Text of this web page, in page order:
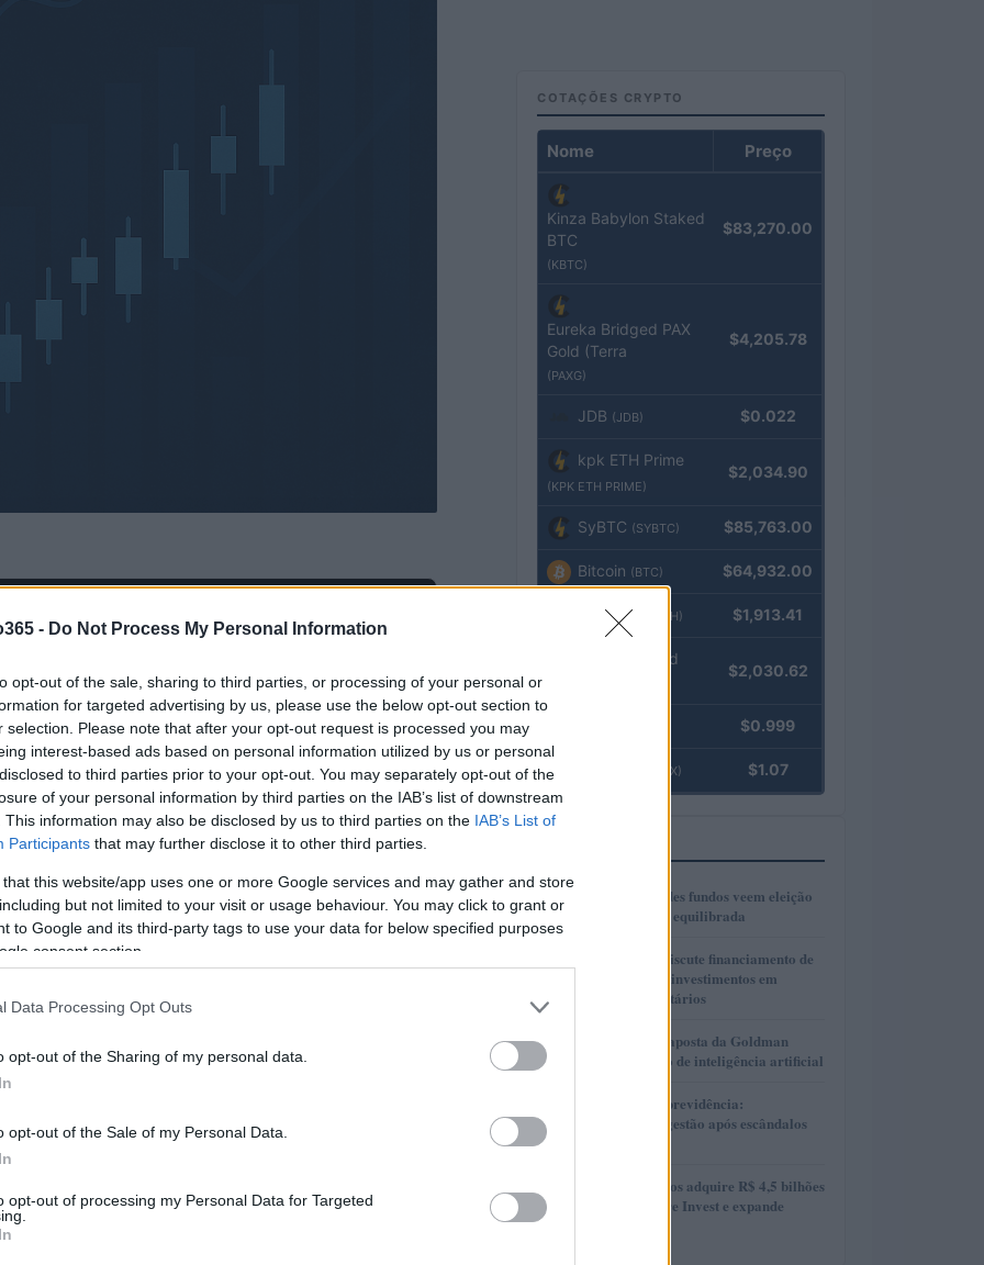
- Do Not Process My Personal Information
opt-out of the sale, sharing to third parties, or processing of your personal or
for targeted advertising by us, please use the below opt-out section to
selection. Please note that after your opt-out request is processed you may
interest-based ads based on personal information utilized by us or personal
to third parties prior to your opt-out. You may separately opt-out of the
of your personal information by third parties on the IAB’s list of downstream
This information may also be disclosed by us to third parties on the IAB’s List of
Participants that may further disclose it to other third parties.
that this website/app uses one or more Google services and may gather and store
but not limited to your visit or usage behaviour. You may click to grant or
to Google and its third-party tags to use your data for below specified purposes
consent section.
Data Processing Opt Outs
opt-out of the Sharing of my personal data.
opt-out of the Sale of my Personal Data.
opt-out of processing my Personal Data for Targeted
POWERED BY AdhubMedia
milhões
de março de 1962 (59 anos)
de baseball
COTAÇÕES CRYPTO
Nome Preço
Kinza Babylon Staked
BTC
(KBTC)
$83,270.00
Eureka Bridged PAX
Gold (Terra
(PAXG)
$4,205.78
JDB (JDB) $0.022
kpk ETH Prime
(KPK ETH PRIME)
$2,034.90
SyBTC (SYBTC) $85,763.00
Bitcoin (BTC) $64,932.00
Ethereum (ETH) $1,913.41
kpk ETH Yield
$2,030.62
$0.999
(USDEX) $1.07
1
Gestores de grandes fundos veem eleição
presidencial mais equilibrada
2
Presidente Lula discute financiamento de
planos de saúde e investimentos em
hospitais universitários
3
AlphaAI: A nova aposta da Goldman
Sachs no mercado de inteligência artificial
4
Reformas no Rioprevidência:
Transparência e gestão após escândalos
5
MAG Investimentos adquire R$ 4,5 bilhões
em FIDCs da More Invest e expande